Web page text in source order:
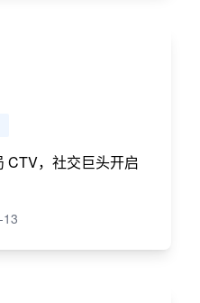
CTV，社交巨头开启